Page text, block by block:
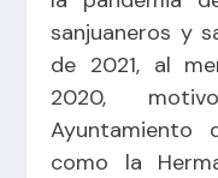
sanjuaneros y
de 2021, al
2020,
Ayuntamiento
como la